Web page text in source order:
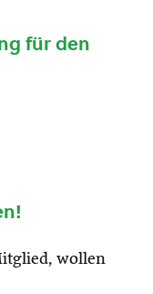
für den
wollen